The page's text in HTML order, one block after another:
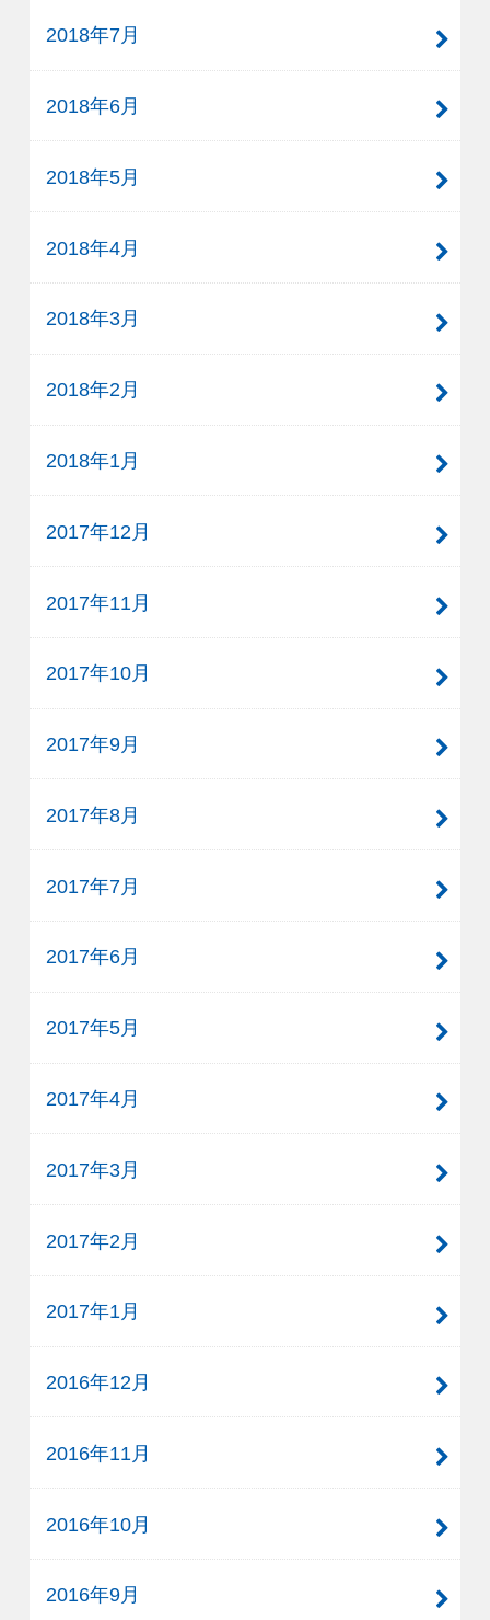
2018年7月
2018年6月
2018年5月
2018年4月
2018年3月
2018年2月
2018年1月
2017年12月
2017年11月
2017年10月
2017年9月
2017年8月
2017年7月
2017年6月
2017年5月
2017年4月
2017年3月
2017年2月
2017年1月
2016年12月
2016年11月
2016年10月
2016年9月